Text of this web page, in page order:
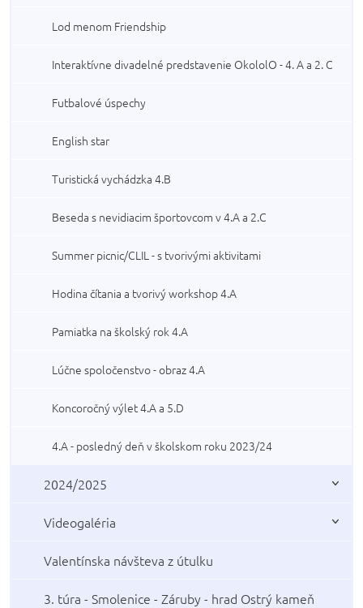
Lod menom Friendship
Interaktívne divadelné predstavenie OkololO - 4. A a 2. C
Futbalové úspechy
English star
Turistická vychádzka 4.B
Beseda s nevidiacim športovcom v 4.A a 2.C
Summer picnic/CLIL - s tvorivými aktivitami
Hodina čítania a tvorivý workshop 4.A
Pamiatka na školský rok 4.A
Lúčne spoločenstvo - obraz 4.A
Koncoročný výlet 4.A a 5.D
4.A - posledný deň v školskom roku 2023/24
2024/2025
Videogaléria
Valentínska návšteva z útulku
3. túra - Smolenice - Záruby - hrad Ostrý kameň